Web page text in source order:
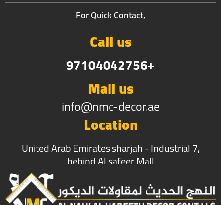
For Quick Contact,
Call us
97104042756+
Mail us
info@nmc-decor.ae
Location
United Arab Emirates sharjah - Industrial 7,
behind Al safeer Mall